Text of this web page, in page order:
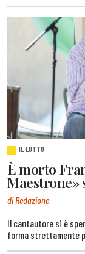
IL LUTTO
È morto
Maestrone»
di Redazione
Il cantautore si è
forma strettamente